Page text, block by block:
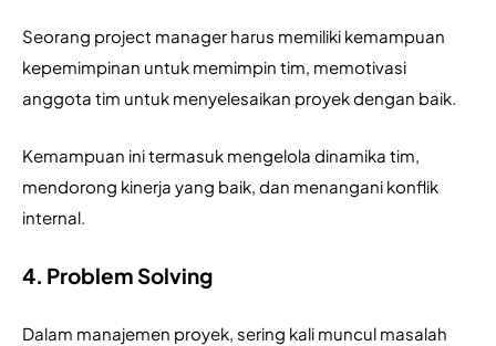
Seorang project manager harus memiliki kemampuan
kepemimpinan untuk memimpin tim, memotivasi
anggota tim untuk menyelesaikan proyek dengan baik.
Kemampuan ini termasuk mengelola dinamika tim,
mendorong kinerja yang baik, dan menangani konflik
internal.
4. Problem Solving
Dalam manajemen proyek, sering kali muncul masalah